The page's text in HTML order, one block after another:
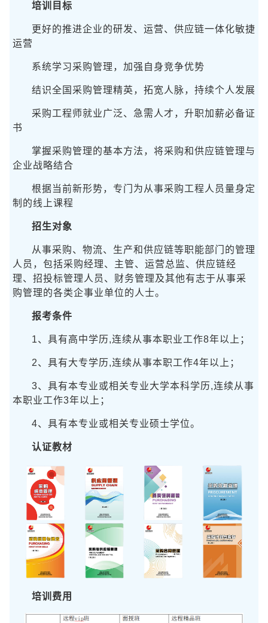
培训目标
更好的推进企业的研发、运营、供应链一体化敏捷
运营
系统学习采购管理，加强自身竞争优势
结识全国采购管理精英，拓宽人脉，持续个人发展
采购工程师就业广泛、急需人才，升职加薪必备证
书
掌握采购管理的基本方法，将采购和供应链管理与
企业战略结合
根据当前新形势，专门为从事采购工程人员量身定
制的线上课程
招生对象
从事采购、物流、生产和供应链等职能部门的管理
人员，包括采购经理、主管、运营总监、供应链经
理、招投标管理人员、财务管理及其他有志于从事采
购管理的各类企事业单位的人士。
报考条件
1、具有高中学历,连续从事本职业工作8年以上；
2、具有大专学历,连续从事本职工作4年以上；
3、具有本专业或相关专业大学本科学历,连续从事
本职业工作3年以上；
4、具有本专业或相关专业硕士学位。
认证教材
培训费用